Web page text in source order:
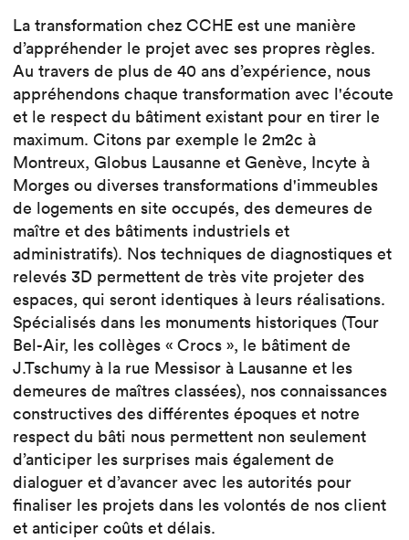
La transformation chez CCHE est une manière
d’appréhender le projet avec ses propres règles.
Au travers de plus de 40 ans d’expérience, nous
appréhendons chaque transformation avec l'écoute
et le respect du bâtiment existant pour en tirer le
maximum. Citons par exemple le 2m2c à
Montreux, Globus Lausanne et Genève, Incyte à
Morges ou diverses transformations d'immeubles
de logements en site occupés, des demeures de
maître et des bâtiments industriels et
administratifs). Nos techniques de diagnostiques et
relevés 3D permettent de très vite projeter des
espaces, qui seront identiques à leurs réalisations.
Spécialisés dans les monuments historiques (Tour
Bel-Air, les collèges « Crocs », le bâtiment de
J.Tschumy à la rue Messisor à Lausanne et les
demeures de maîtres classées), nos connaissances
constructives des différentes époques et notre
respect du bâti nous permettent non seulement
d’anticiper les surprises mais également de
dialoguer et d’avancer avec les autorités pour
finaliser les projets dans les volontés de nos client
et anticiper coûts et délais.